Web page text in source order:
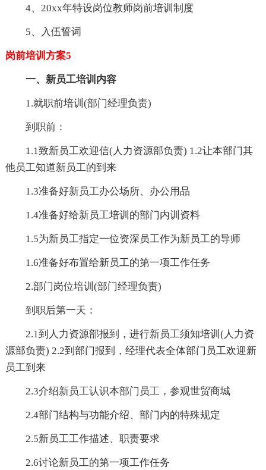
4、20xx年特设岗位教师岗前培训制度
5、入伍誓词
岗前培训方案5
一、新员工培训内容
1.就职前培训(部门经理负责)
到职前：
1.1致新员工欢迎信(人力资源部负责) 1.2让本部门其
他员工知道新员工的到来
1.3准备好新员工办公场所、办公用品
1.4准备好给新员工培训的部门内训资料
1.5为新员工指定一位资深员工作为新员工的导师
1.6准备好布置给新员工的第一项工作任务
2.部门岗位培训(部门经理负责)
到职后第一天：
2.1到人力资源部报到，进行新员工须知培训(人力资
源部负责) 2.2到部门报到，经理代表全体部门员工欢迎新
员工到来
2.3介绍新员工认识本部门员工，参观世贸商城
2.4部门结构与功能介绍、部门内的特殊规定
2.5新员工工作描述、职责要求
2.6讨论新员工的第一项工作任务